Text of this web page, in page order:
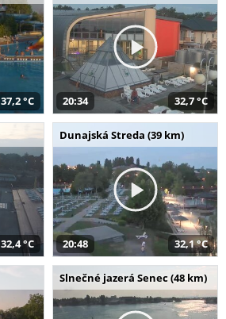
37,2 °C 20:34 32,7 °C
32,4 °C
Dunajská Streda (39 km)
20:48 32,1 °C
Slnečné jazerá Senec (48 km)